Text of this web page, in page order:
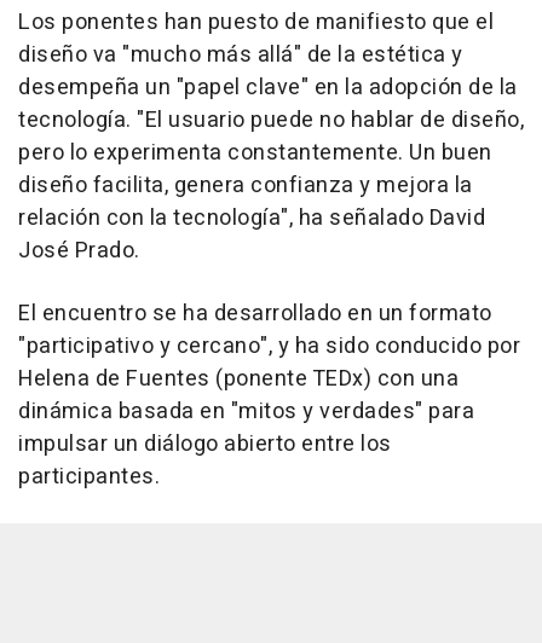
Los ponentes han puesto de manifiesto que el
diseño va "mucho más allá" de la estética y
desempeña un "papel clave" en la adopción de la
tecnología. "El usuario puede no hablar de diseño,
pero lo experimenta constantemente. Un buen
diseño facilita, genera confianza y mejora la
relación con la tecnología", ha señalado David
José Prado.
El encuentro se ha desarrollado en un formato
"participativo y cercano", y ha sido conducido por
Helena de Fuentes (ponente TEDx) con una
dinámica basada en "mitos y verdades" para
impulsar un diálogo abierto entre los
participantes.